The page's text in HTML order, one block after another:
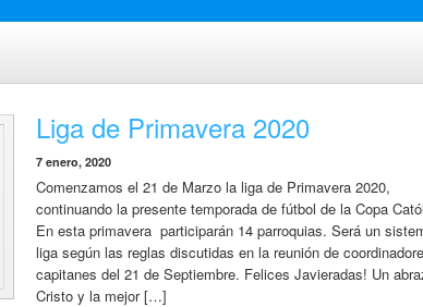
Liga de Primavera 2020
7 enero, 2020
Comenzamos el 21 de Marzo la liga de Primavera 2020,
continuando la presente temporada de fútbol de la Copa
En esta primavera participarán 14 parroquias. Será un
liga según las reglas discutidas en la reunión de
capitanes del 21 de Septiembre. Felices Javieradas! Un
Cristo y la mejor […]